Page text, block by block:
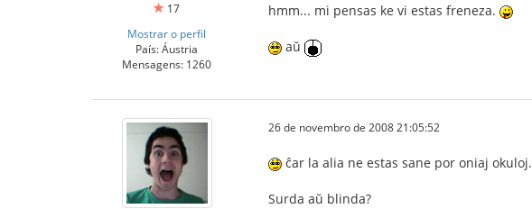
17
Mostrar o perfil
País: Áustria
Mensagens: 1260
hmm... mi pensas ke vi estas freneza.
aŭ
26 de novembro de 2008 21:05:52
ĉar la alia ne estas sane por oniaj okuloj.
Surda aŭ blinda?